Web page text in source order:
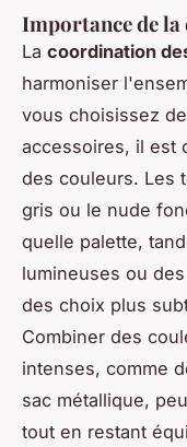
Importance de
La coordination
harmoniser
vous choisissez
accessoires, il est
des couleurs. Les
gris ou le nude
quelle palette,
lumineuses ou
des choix plus
Combiner des
intenses, comme
sac métallique,
tout en restant